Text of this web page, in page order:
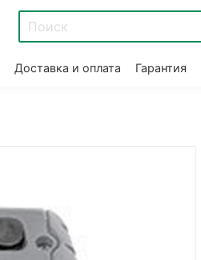
Доставка и оплата Гарантия